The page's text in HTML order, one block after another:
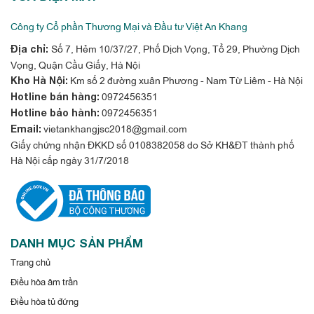
chất lượng thực phẩm.
Tủ lạnh Electrolux Inverter 308L EBB3402K-
H Khử mùi diệt khuẩn mạnh mẽ với công
nghệ Tasteguard
Vệ sinh an toàn thực phẩm luôn là vấn đề được quan tâm hàng
đầu, nhất là với những thực phẩm được bảo quản trong nhiều
ngày, việc phát sinh vi khuẩn, nấm mốc rất dễ xảy ra. Hệ thống
khử mùi và diệt khuẩn Tasteguard được trang bị trên tủ lạnh
Electrolux Inverter EBB3402K-H sử dụng bộ lọc than hoạt tính
loại bỏ vi khuẩn, nấm mốc và các thành phần gây mùi trong
thực phẩm, giảm 93.5% mùi khó chịu. Bạn sẽ hoàn toàn yên
tâm khi được thưởng thức trọn vẹn hương vị tươi ngon không
để lại mùi khó chịu dù trong tủ có lẫn nhiều loại thực phẩm
nặng mùi như thịt cá tươi sống.
Hộp đá xoay tiện dụng
Công ty Cổ phần Thương Mại và Đầu tư Việt An Khang
Địa chỉ: Số 7, Hẻm 10/37/27, Phố Dịch Vọng, Tổ 29, Phường Dịch
Vọng, Quận Cầu Giấy, Hà Nội
Kho Hà Nội: Km số 2 đường xuân Phương - Nam Từ Liêm - Hà Nội
Hotline bán hàng: 0972456351
Hotline bảo hành: 0972456351
Email: vietankhangjsc2018@gmail.com
Giấy chứng nhận ĐKKD số 0108382058 do Sở KH&ĐT thành phố
Hà Nội cấp ngày 31/7/2018
DANH MỤC SẢN PHẨM
Trang chủ
Điều hòa âm trần
Điều hòa tủ đứng